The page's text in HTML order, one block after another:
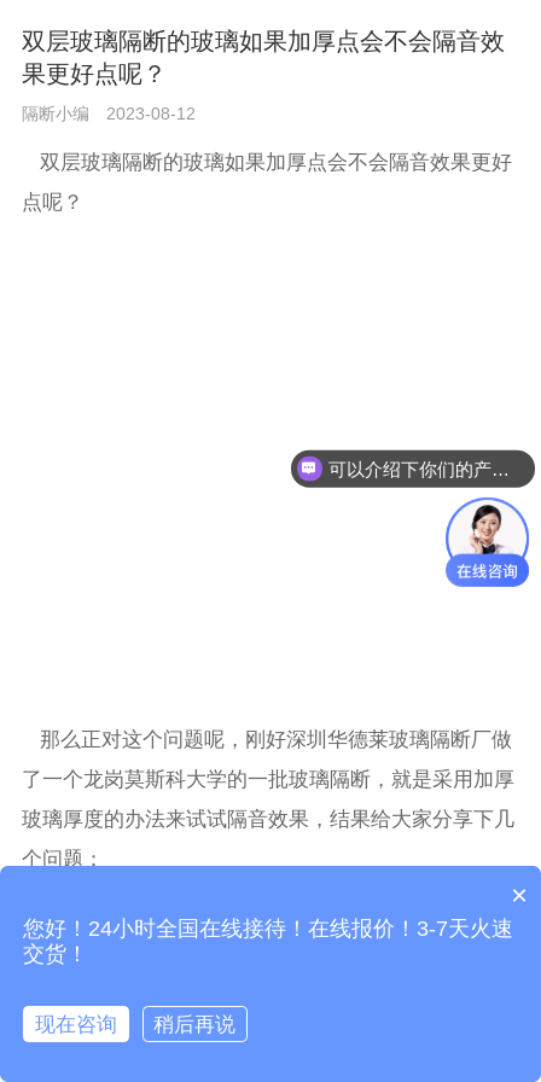
双层玻璃隔断的玻璃如果加厚点会不会隔音效
果更好点呢？
隔断小编 2023-08-12
双层玻璃隔断的玻璃如果加厚点会不会隔音效果更好
点呢？
那么正对这个问题呢，刚好深圳华德莱玻璃隔断厂做
了一个龙岗莫斯科大学的一批玻璃隔断，就是采用加厚
玻璃厚度的办法来试试隔音效果，结果给大家分享下几
个问题：
需要注意的是，这里说的是加强，对于铝合金双玻隔断
②由于玻璃加厚，所以制作的时候内部扣板和胶条要
Write a Review...
可以介绍下你们的产品么？
×
您好！24小时全国在线接待！在线报价！3-7天火速
交货！
现在咨询
稍后再说
立即咨询！